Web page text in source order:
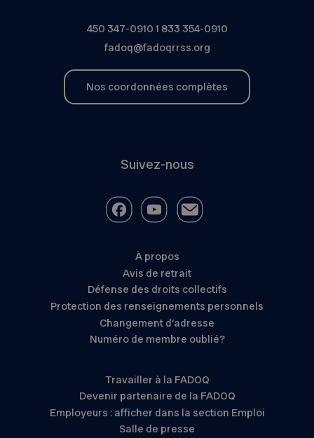
450 347-0910 1 833 354-0910
fadoq@fadoqrrss.org
Nos coordonnées complètes
Suivez-nous
À propos
Avis de retrait
Défense des droits collectifs
Protection des renseignements personnels
Changement d’adresse
Numéro de membre oublié?
Travailler à la FADOQ
Devenir partenaire de la FADOQ
Employeurs : afficher dans la section Emploi
Salle de presse